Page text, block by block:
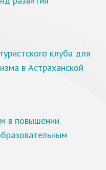
клуба для
в Астраханской
в повышении